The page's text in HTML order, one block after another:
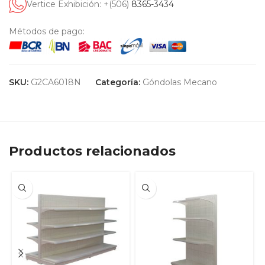
Vertice Exhibición: +(506) 8365-3434
Métodos de pago:
SKU: G2CA6018N Categoría: Góndolas Mecano
Productos relacionados